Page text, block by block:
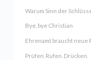
Warum Sinn der
Bye, bye Christian
Ehrenamt braucht neue
Prüfen. Rufen. Drücken.